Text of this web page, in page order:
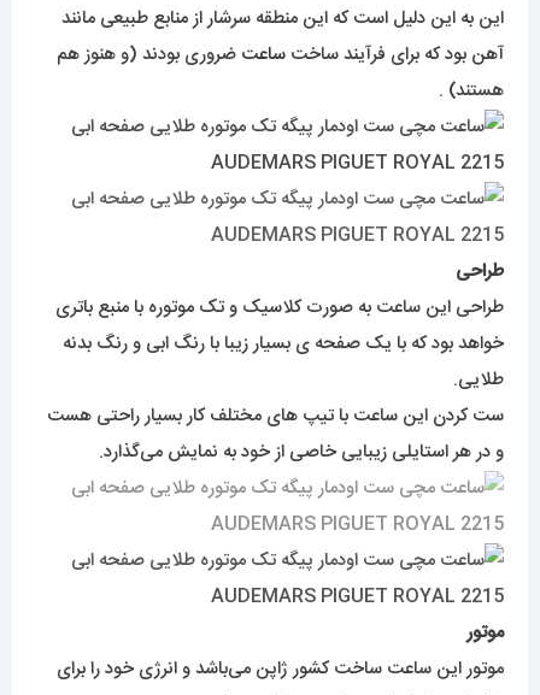
این به این دلیل است که این منطقه سرشار از منابع طبیعی مانند
آهن بود که برای فرآیند ساخت ساعت ضروری بودند (و هنوز هم
هستند) .
طراحی
طراحی این ساعت به صورت کلاسیک و تک موتوره با منبع باتری
خواهد بود که با یک صفحه ی بسیار زیبا با رنگ ابی و رنگ بدنه
طلایی.
ست کردن این ساعت با تیپ های مختلف کار بسیار راحتی هست
و در هر استایلی زیبایی خاصی از خود به نمایش می‌گذارد.
موتور
موتور این ساعت ساخت کشور ژاپن می‌باشد و انرژی خود را برای